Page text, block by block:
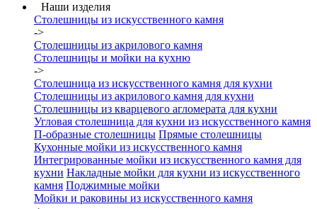
Наши изделия
Столешницы из искусcтвенного камня
->
Столешницы из акрилового камня
Столешницы и мойки на кухню
->
Столешница из искусственного камня для кухни
Столешницы из акрилового камня для кухни
Столешницы из кварцевого агломерата для кухни
Угловая столешница для кухни из искусственного камня
П-образные столешницы Прямые столешницы
Кухонные мойки из искусственного камня
Интегрированные мойки из искусственного камня для
кухни Накладные мойки для кухни из искусственного
камня Поджимные мойки
Мойки и раковины из искусственного камня